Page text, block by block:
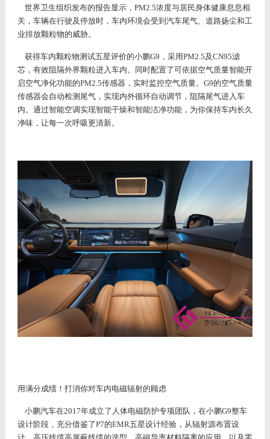
世界卫生组织发布的报告显示， PM2.5浓度与居民身体健康息息相
关，车辆在行驶及停放时，车内环境会受到汽车尾气、道路扬尘和工
业排放颗粒物的威胁。
获得车内颗粒物测试五星评价的小鹏G9，采用PM2.5及CN95滤
芯，有效阻隔外界颗粒进入车内。同时配置了可依据空气质量智能开
启空气净化功能的PM2.5传感器，实时监控空气质量。G9的空气质量
传感器会自动检测尾气，实现内外循环自动调节，阻隔尾气进入车
内。通过智能空调实现智能干燥和智能洁净功能，为你保持车内长久
净味，让每一次呼吸更清新。
用满分成绩！打消你对车内电磁辐射的顾虑
小鹏汽车在2017年成立了人体电磁防护专项团队，在小鹏G9整车
设计阶段，充分借鉴了P7的EMR五星设计经验，从辐射源布置设